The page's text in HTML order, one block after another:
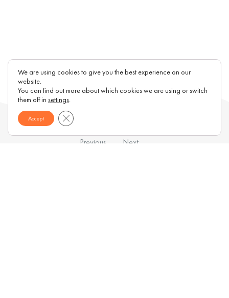
Previous Next
We are using cookies to give you the best experience on our
website.
You can find out more about which cookies we are using or switch
them off in settings.
Accept Close GDPR Cookie Banner